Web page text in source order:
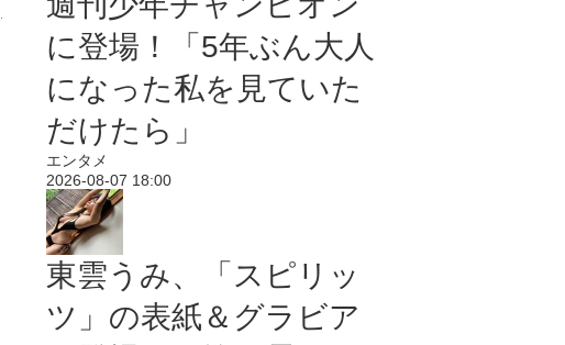
に登場！「5年ぶん大人
になった私を見ていた
だけたら」
エンタメ
2026-08-07 18:00
東雲うみ、「スピリッ
ツ」の表紙＆グラビア